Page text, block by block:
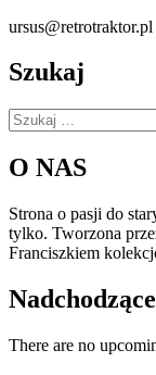
ursus@retrotraktor.pl
Szukaj
Szukaj:
O NAS
Strona o pasji do
tylko. Tworzona
Franciszkiem
There are no